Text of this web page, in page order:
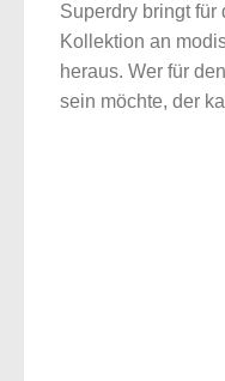
Superdry bringt für
Kollektion an
heraus. Wer für
sein möchte, der